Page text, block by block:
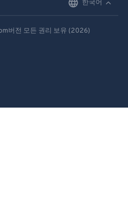
한국어
버전 모든 권리 보유 (2026)